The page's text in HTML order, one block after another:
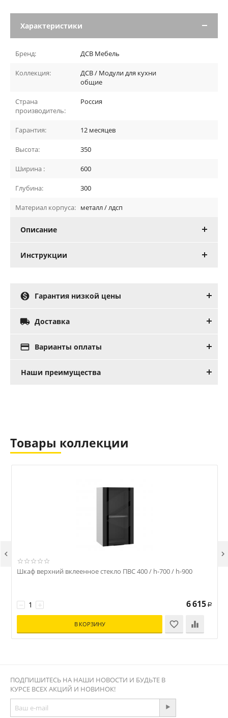
Характеристики
Бренд: ДСВ Мебель
Коллекция:
ДСВ / Модули для кухни
общие
Страна
производитель:
Россия
Гарантия: 12 месяцев
Высота: 350
Ширина : 600
Глубина: 300
Материал корпуса: металл / лдсп
Описание
Инструкции
 Гарантия низкой цены
 Доставка
 Варианты оплаты
Наши преимущества
Товары коллекции
Шкаф верхний вклеенное стекло ПВС 400 / h-700 / h-900
+
− 6 615 Р
В КОРЗИНУ
 
ПОДПИШИТЕСЬ НА НАШИ НОВОСТИ И БУДЬТЕ В
КУРСЕ ВСЕХ АКЦИЙ И НОВИНОК!